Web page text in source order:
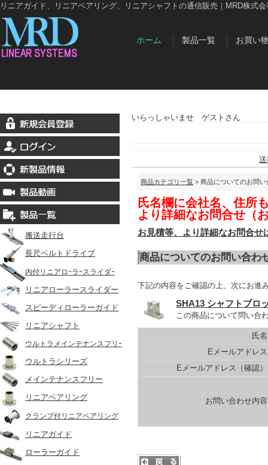
リニアガイド、リニアベアリング、リニアシャフトの通信販売｜MRD株式会
ホーム 製品一覧 お買い
搬送走行台
長尺ベルトドライブ
内付リニアロｰラｰスライダｰ
リニアローラースライダー
スピーディローラーガイド
リニアシャフト
ウルトラメインテナンスフリｰ
ウルトラシリーズ
メインテナンスフリー
リニアベアリング
クランプ付リニアベアリング
リニアガイド
ローラーガイド
いらっしゃいませ ゲストさん
商品カテゴリ一覧 > 商品についてのお問い
氏名欄に会社名、住所
より詳細なお問合せ（
お見積等、より詳細なお問合せ
商品についてのお問い合わ
下記の内容をご確認の上、次にお進
SHA13 シャフトブロ
この商品について問い合
氏名
Eメールアドレス
Eメールアドレス（確認）
お問い合わせ内容